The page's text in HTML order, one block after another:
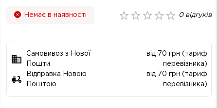
Немає в наявності 0відгуків
Самовивоз з Нової
Пошти
від 70 грн (тариф
перевізника)
Відправка Новою
Поштою
від 70 грн (тариф
перевізника)